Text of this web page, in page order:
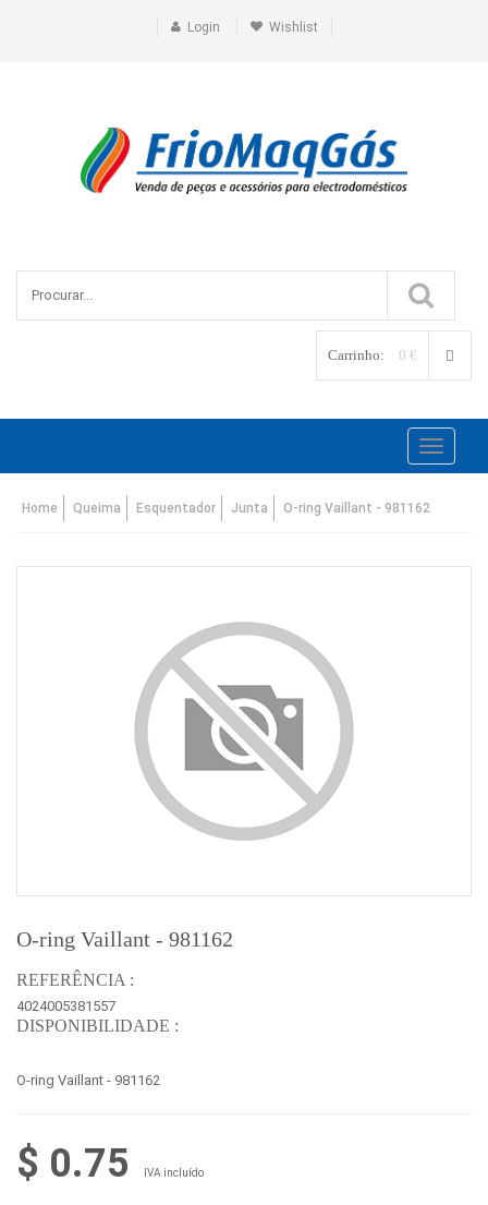
Login Wishlist
Carrinho: 0 €
Toggle
Home Queima Esquentador Junta O-ring Vaillant - 981162
O-ring Vaillant - 981162
REFERÊNCIA :
4024005381557
DISPONIBILIDADE :
O-ring Vaillant - 981162
$ 0.75 IVA incluído